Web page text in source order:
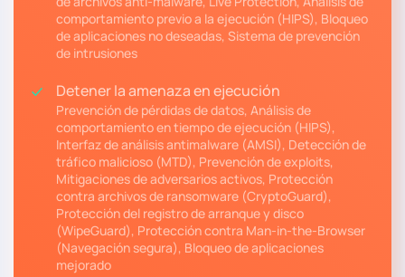
comportamiento previo a la ejecución (HIPS), Bloqueo
de aplicaciones no deseadas, Sistema de prevención
de intrusiones
Detener la amenaza en ejecución
Prevención de pérdidas de datos, Análisis de
comportamiento en tiempo de ejecución (HIPS),
Interfaz de análisis antimalware (AMSI), Detección de
tráfico malicioso (MTD), Prevención de exploits,
Mitigaciones de adversarios activos, Protección
contra archivos de ransomware (CryptoGuard),
Protección del registro de arranque y disco
(WipeGuard), Protección contra Man-in-the-Browser
(Navegación segura), Bloqueo de aplicaciones
mejorado